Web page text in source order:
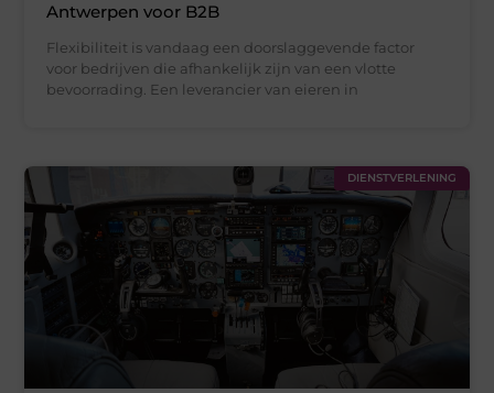
Antwerpen voor B2B
Flexibiliteit is vandaag een doorslaggevende factor
voor bedrijven die afhankelijk zijn van een vlotte
bevoorrading. Een leverancier van eieren in
DIENSTVERLENING